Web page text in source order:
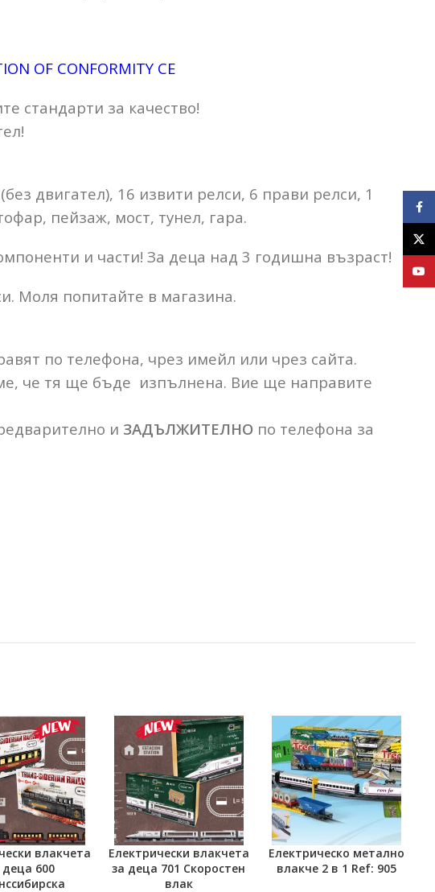
OF CONFORMITY CE
стандарти за качество!
двигател), 16 извити релси, 6 прави релси, 1
пейзаж, мост, тунел, гара.
и части! За деца над 3 годишна възраст!
Моля попитайте в магазина.
по телефона, чрез имейл или чрез сайта.
че тя ще бъде изпълнена. Вие ще направите
и ЗАДЪЛЖИТЕЛНОпо телефона за
В КОЛИЧКАТА
влакчета
деца 600
ДОБАВЯНЕ В КОЛИЧКАТА
Електрически влакчета
за деца 701 Скоростен
влак
ОЩЕ
Електрическо метално
влакче 2 в 1 Ref: 905